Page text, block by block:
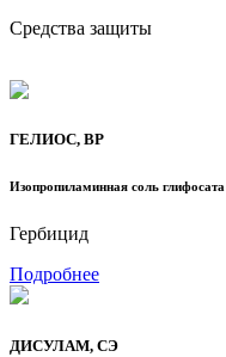
Средства защиты
ГЕЛИОС, ВР
Изопропиламинная соль глифосата
Гербицид
Подробнее
ДИСУЛАМ, СЭ